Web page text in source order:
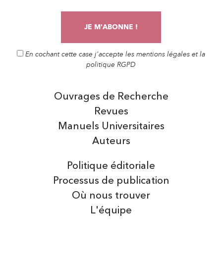
En cochant cette case j'accepte les mentions légales et la
politique RGPD
Auteurs
Manuels Universitaires
Ouvrages de Recherche
Revues
Politique éditoriale
Processus de publication
Où nous trouver
L'équipe